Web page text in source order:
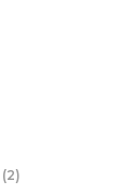
(2)